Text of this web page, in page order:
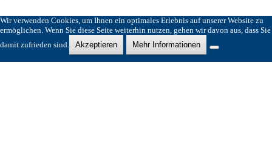
Wir verwenden Cookies, um Ihnen ein optimales Erlebnis auf unserer Website zu
ermöglichen. Wenn Sie diese Seite weiterhin nutzen, gehen wir davon aus, dass Sie
damit zufrieden sind.
Akzeptieren Mehr Informationen